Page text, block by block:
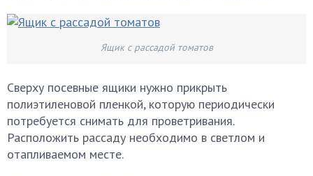
Ящик с рассадой томатов
Сверху посевные ящики нужно прикрыть
полиэтиленовой пленкой, которую периодически
потребуется снимать для проветривания.
Расположить рассаду необходимо в светлом и
отапливаемом месте.